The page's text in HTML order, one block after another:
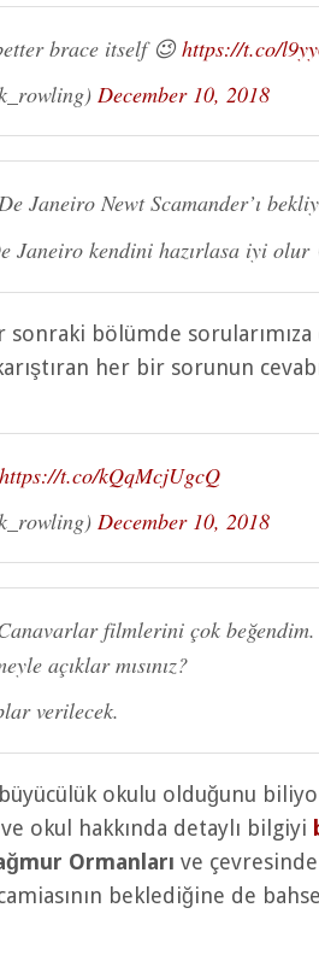
brace itself 😉 https://t.co/
December 10, 2018
Janeiro Newt Scamander’ı
Janeiro kendini hazırlasa iyi olur
bölümde sorularımıza
her bir sorunun
https://t.co/kQqMcjUgcQ
December 10, 2018
filmlerini çok
açıklar mısınız?
verilecek.
okulu olduğunu
ve okul hakkında detaylı bilgiyi
Ormanları ve
beklediğine de